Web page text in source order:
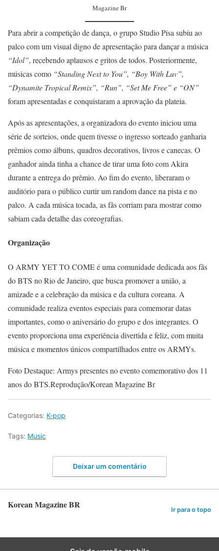
Magazine Br
Para abrir a competição de dança, o grupo Studio Pisa subiu ao
palco com um visual digno de apresentação para dançar a música
“Idol”, recebendo aplausos e gritos de todos. Posteriormente,
músicas como “Standing Next to You”, “Boy With Luv”,
“Dynamite Tropical Remix”, “Run”, “Set Me Free” e “ON”
foram apresentadas e conquistaram a aprovação da plateia.
Após as apresentações, a organizadora do evento iniciou uma
série de sorteios, onde quem tivesse o ingresso sorteado ganharia
prêmios como álbuns, quadros decorativos, livros e canecas. O
ganhador ainda tinha a chance de tirar uma foto com Akira
durante a entrega do prêmio. Ao fim do evento, liberaram o
auditório para o público curtir um random dance na pista e no
palco. A cada música tocada, as fãs corriam para mostrar como
sabiam cada detalhe das coreografias.
Organização
O ARMY YET TO COME é uma comunidade dedicada aos fãs
do BTS no Rio de Janeiro, que busca promover a união, a
amizade e a celebração da música e da cultura coreana. A
comunidade realiza eventos especiais para comemorar datas
importantes, como o aniversário do grupo e dos integrantes. O
evento proporciona uma experiência divertida e feliz, com muita
música e momentos únicos compartilhados entre os ARMYs.
Foto Destaque: Armys presentes no evento comemorativo dos 11
anos do BTS.Reprodução/Korean Magazine Br
Categorias: K-pop
Tags: Music
Deixar um comentário
Korean Magazine BR Ir para o topo